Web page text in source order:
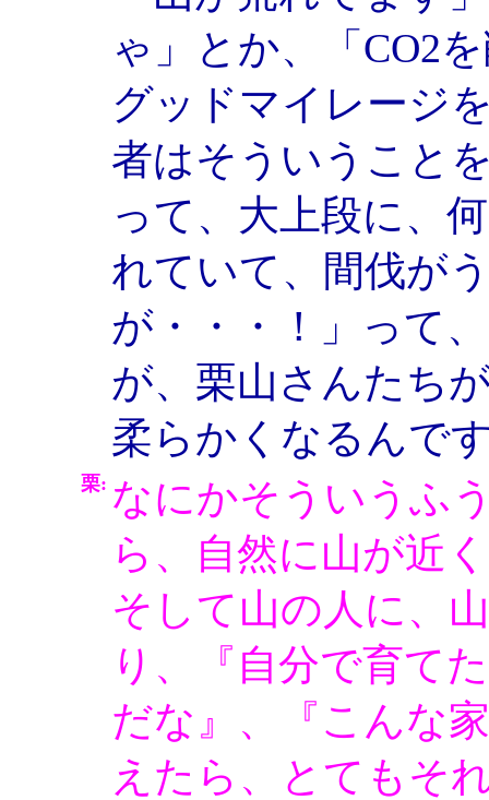
ゃ」とか、「CO2
グッドマイレージ
者はそういうこと
って、大上段に、
れていて、間伐が
が・・・！」って
が、栗山さんたち
柔らかくなるんで
栗: なにかそういうふ
ら、自然に山が近
そして山の人に、
り、『自分で育て
だな』、『こんな
えたら、とてもそ